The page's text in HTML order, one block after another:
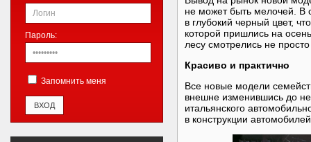
не может быть мелочей. В
в глубокий черный цвет,
которой пришлись на
лесу смотрелись не
Красиво и практично
Все новые модели
внешне изменившись до
итальянского
в конструкции
Пароль:
Запомнить меня